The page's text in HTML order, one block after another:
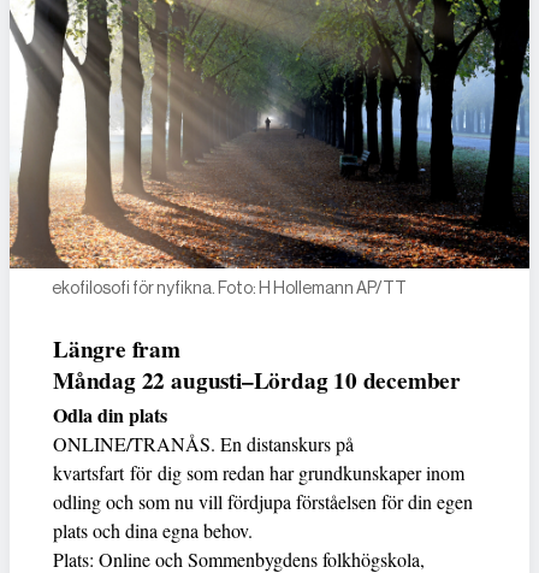
ekofilosofi för nyfikna. Foto: H Hollemann AP/TT
Längre fram
Måndag 22 augusti–Lördag 10 december
Odla din plats
ONLINE/TRANÅS. En distanskurs på
kvartsfart för dig som redan har grundkunskaper inom
odling och som nu vill fördjupa förståelsen för din egen
plats och dina egna behov.
Plats: Online och Sommenbygdens folkhögskola,